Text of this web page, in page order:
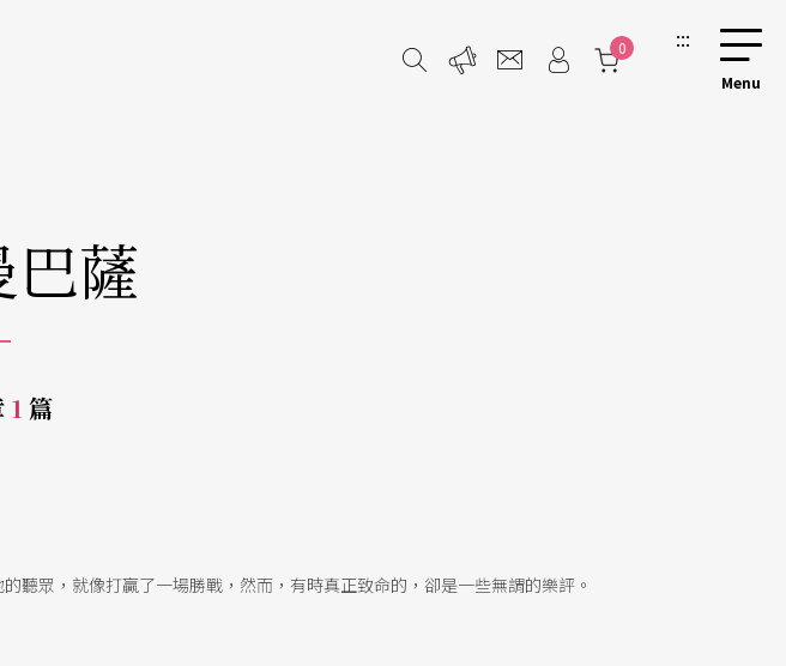
0 :::
巴薩
1 篇
聽眾，就像打贏了一場勝戰，然而，有時真正致命的，卻是一些無謂的樂評。